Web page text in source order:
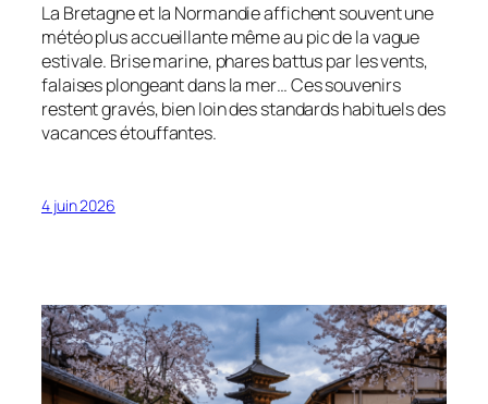
La Bretagne et la Normandie affichent souvent une
météo plus accueillante même au pic de la vague
estivale. Brise marine, phares battus par les vents,
falaises plongeant dans la mer… Ces souvenirs
restent gravés, bien loin des standards habituels des
vacances étouffantes.
4 juin 2026